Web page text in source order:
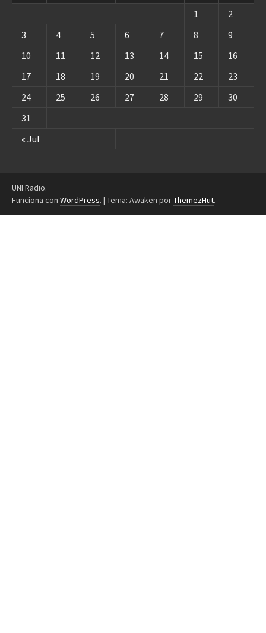
« Jul
1
2
3
4 5 6 7 8
9
10
11 12 13 14 15
16
17
18 19 20 21 22
23
24
25 26 27 28 29
30
31
UNI Radio.
Funciona con WordPress. | Tema: Awaken porThemezHut.